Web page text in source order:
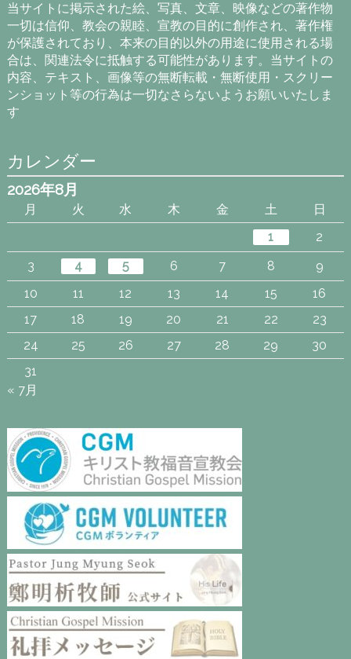
ブ
当サイトに掲示された絵、写真、文章、映像などの著作物
一切は信仰、教会の親睦、宣教の目的に創作され、著作権
が保護されており、本来の目的以外の用途に使用される場
合は、関連法令に抵触する可能性があります。当サイトの
内容、テキスト、画像等の無断転載・無断使用・スクリー
ンショット等の行為は一切なさらないようお願いいたしま
す
カレンダー
2026年8月
月 火 水 木 金 土
日
1
2
3
4 5 6 7 8
9
10
11 12 13 14 15
16
17
18 19 20 21 22
23
24
25 26 27 28 29
30
31
« 7月